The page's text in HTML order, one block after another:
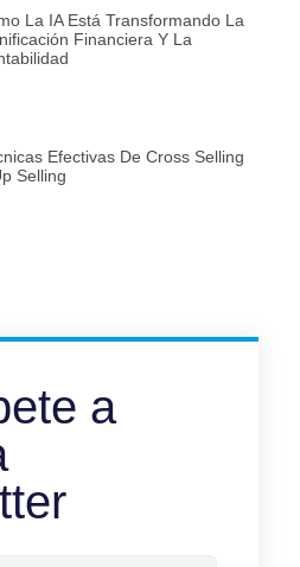
La IA Está Transformando La
Financiera Y La
Efectivas De Cross Selling
Selling
a